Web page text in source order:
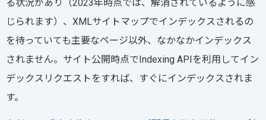
る状況があり（2023年時点では、解消されているように感
じられます）、XMLサイトマップでインデックスされるの
を待っていても主要なページ以外、なかなかインデックス
されません。サイト公開時点でIndexing APIを利用してイン
デックスリクエストをすれば、すぐにインデックスされま
す。